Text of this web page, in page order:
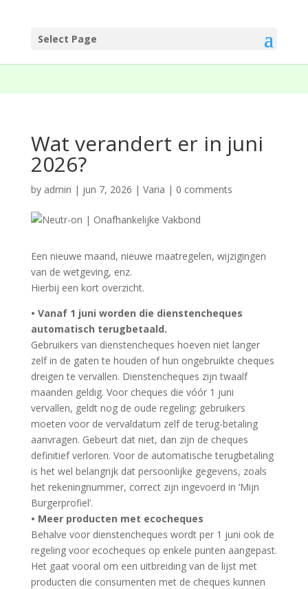
Select Page
Wat verandert er in juni
2026?
by admin | jun 7, 2026 | Varia | 0 comments
Een nieuwe maand, nieuwe maatregelen, wijzigingen
van de wetgeving, enz.
Hierbij een kort overzicht.
• Vanaf 1 juni worden die dienstencheques
automatisch terugbetaald.
Gebruikers van dienstencheques hoeven niet langer
zelf in de gaten te houden of hun ongebruikte cheques
dreigen te vervallen. Dienstencheques zijn twaalf
maanden geldig. Voor cheques die vóór 1 juni
vervallen, geldt nog de oude regeling: gebruikers
moeten voor de vervaldatum zelf de terug-betaling
aanvragen. Gebeurt dat niet, dan zijn de cheques
definitief verloren. Voor de automatische terugbetaling
is het wel belangrijk dat persoonlijke gegevens, zoals
het rekeningnummer, correct zijn ingevoerd in ‘Mijn
Burgerprofiel’.
• Meer producten met ecocheques
Behalve voor dienstencheques wordt per 1 juni ook de
regeling voor ecocheques op enkele punten aangepast.
Het gaat vooral om een uitbreiding van de lijst met
producten die consumenten met de cheques kunnen